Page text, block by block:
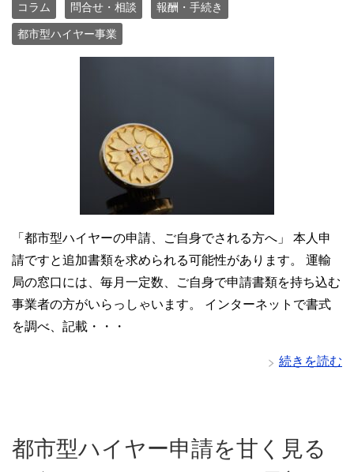
コラム 問合せ・相談 報酬・手続き
都市型ハイヤー事業
「都市型ハイヤーの申請、ご自身でされる方へ」 本人申
請ですと追加書類を求められる可能性があります。 運輸
局の窓口には、毎月一定数、ご自身で申請書類を持ち込む
事業者の方がいらっしゃいます。 インターネットで書式
を調べ、記載・・・
続きを読む
都市型ハイヤー申請を甘く見る